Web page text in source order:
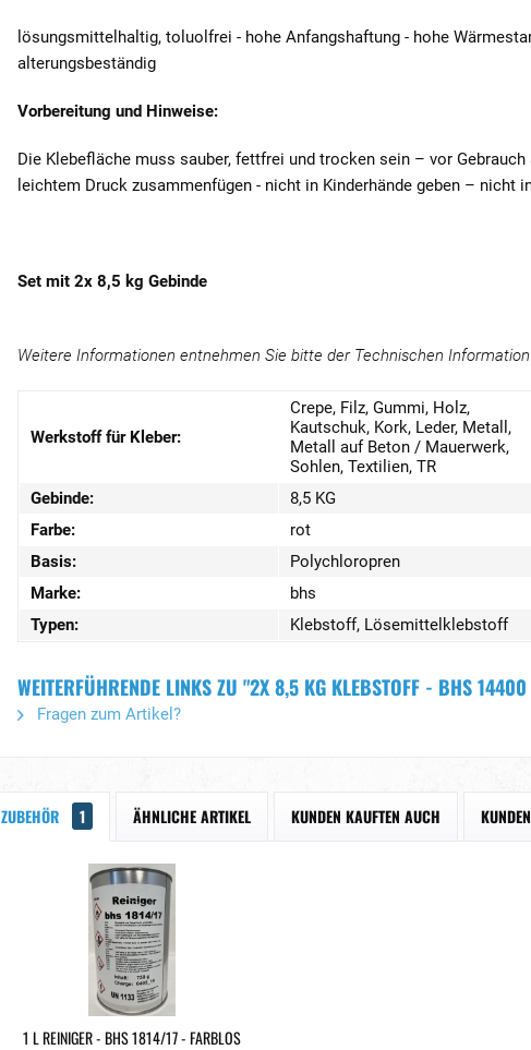
lösungsmittelhaltig, toluolfrei - hohe Anfangshaftung - hohe
alterungsbeständig
Vorbereitung und Hinweise:
Die Klebefläche muss sauber, fettfrei und trocken sein – vor
leichtem Druck zusammenfügen - nicht in Kinderhände geben – nicht
Set mit 2x 8,5 kg Gebinde
Weitere Informationen entnehmen Sie bitte der Technischen
Werkstoff für Kleber:
Crepe, Filz, Gummi, Holz,
Kautschuk, Kork, Leder, Metall,
Metall auf Beton / Mauerwerk,
Sohlen, Textilien, TR
Gebinde:
8,5 KG
Farbe:
rot
Basis:
Polychloropren
Marke:
bhs
Typen:
Klebstoff, Lösemittelklebstoff
WEITERFÜHRENDE LINKS ZU "2X 8,5 KG KLEBSTOFF - BHS
Fragen zum Artikel?
ZUBEHÖR 1 ÄHNLICHE ARTIKEL KUNDEN KAUFTEN AUCH
1 L REINIGER - BHS 1814/17 - FARBLOS